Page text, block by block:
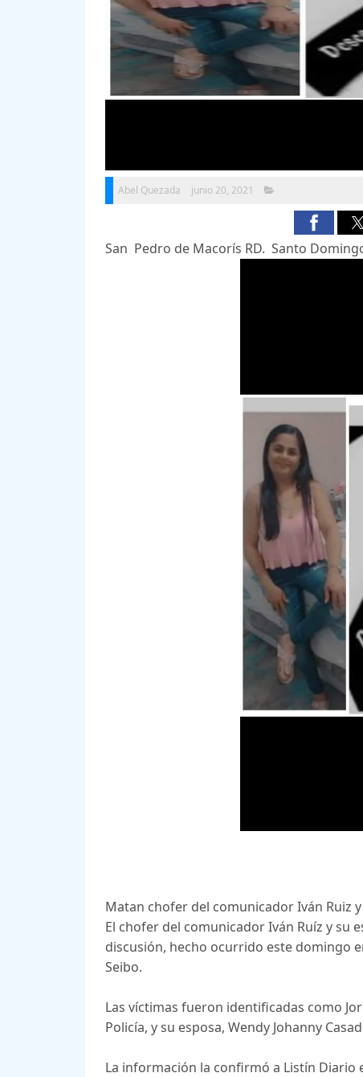
Abel Quezada junio 20, 2021
San Pedro de Macorís RD. Santo
Matan chofer del comunicador Iván Ruiz
El chofer del comunicador Iván Ruíz y
discusión, hecho ocurrido este domingo
Seibo.
Las víctimas fueron identificadas como
Policía, y su esposa, Wendy Johanny
La información la confirmó a Listín Diario